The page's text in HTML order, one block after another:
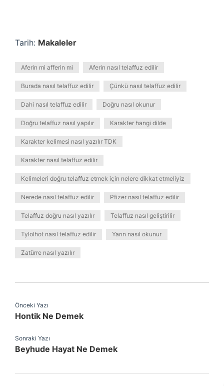
Tarih: Makaleler
Aferin mi afferin mi Aferin nasıl telaffuz edilir
Burada nasıl telaffuz edilir Çünkü nasıl telaffuz edilir
Dahi nasıl telaffuz edilir Doğru nasıl okunur
Doğru telaffuz nasıl yapılır Karakter hangi dilde
Karakter kelimesi nasıl yazılır TDK
Karakter nasıl telaffuz edilir
Kelimeleri doğru telaffuz etmek için nelere dikkat etmeliyiz
Nerede nasıl telaffuz edilir Pfizer nasıl telaffuz edilir
Telaffuz doğru nasıl yazılır Telaffuz nasıl geliştirilir
Tylolhot nasıl telaffuz edilir Yarın nasıl okunur
Zatürre nasıl yazılır
Önceki Yazı
Hontik Ne Demek
Sonraki Yazı
Beyhude Hayat Ne Demek